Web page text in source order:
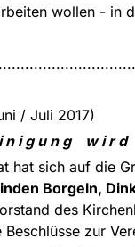
wollen - in
/ Juli 2017)
n i g u n g w i r d
hat sich auf die
Borgeln,
des
zur